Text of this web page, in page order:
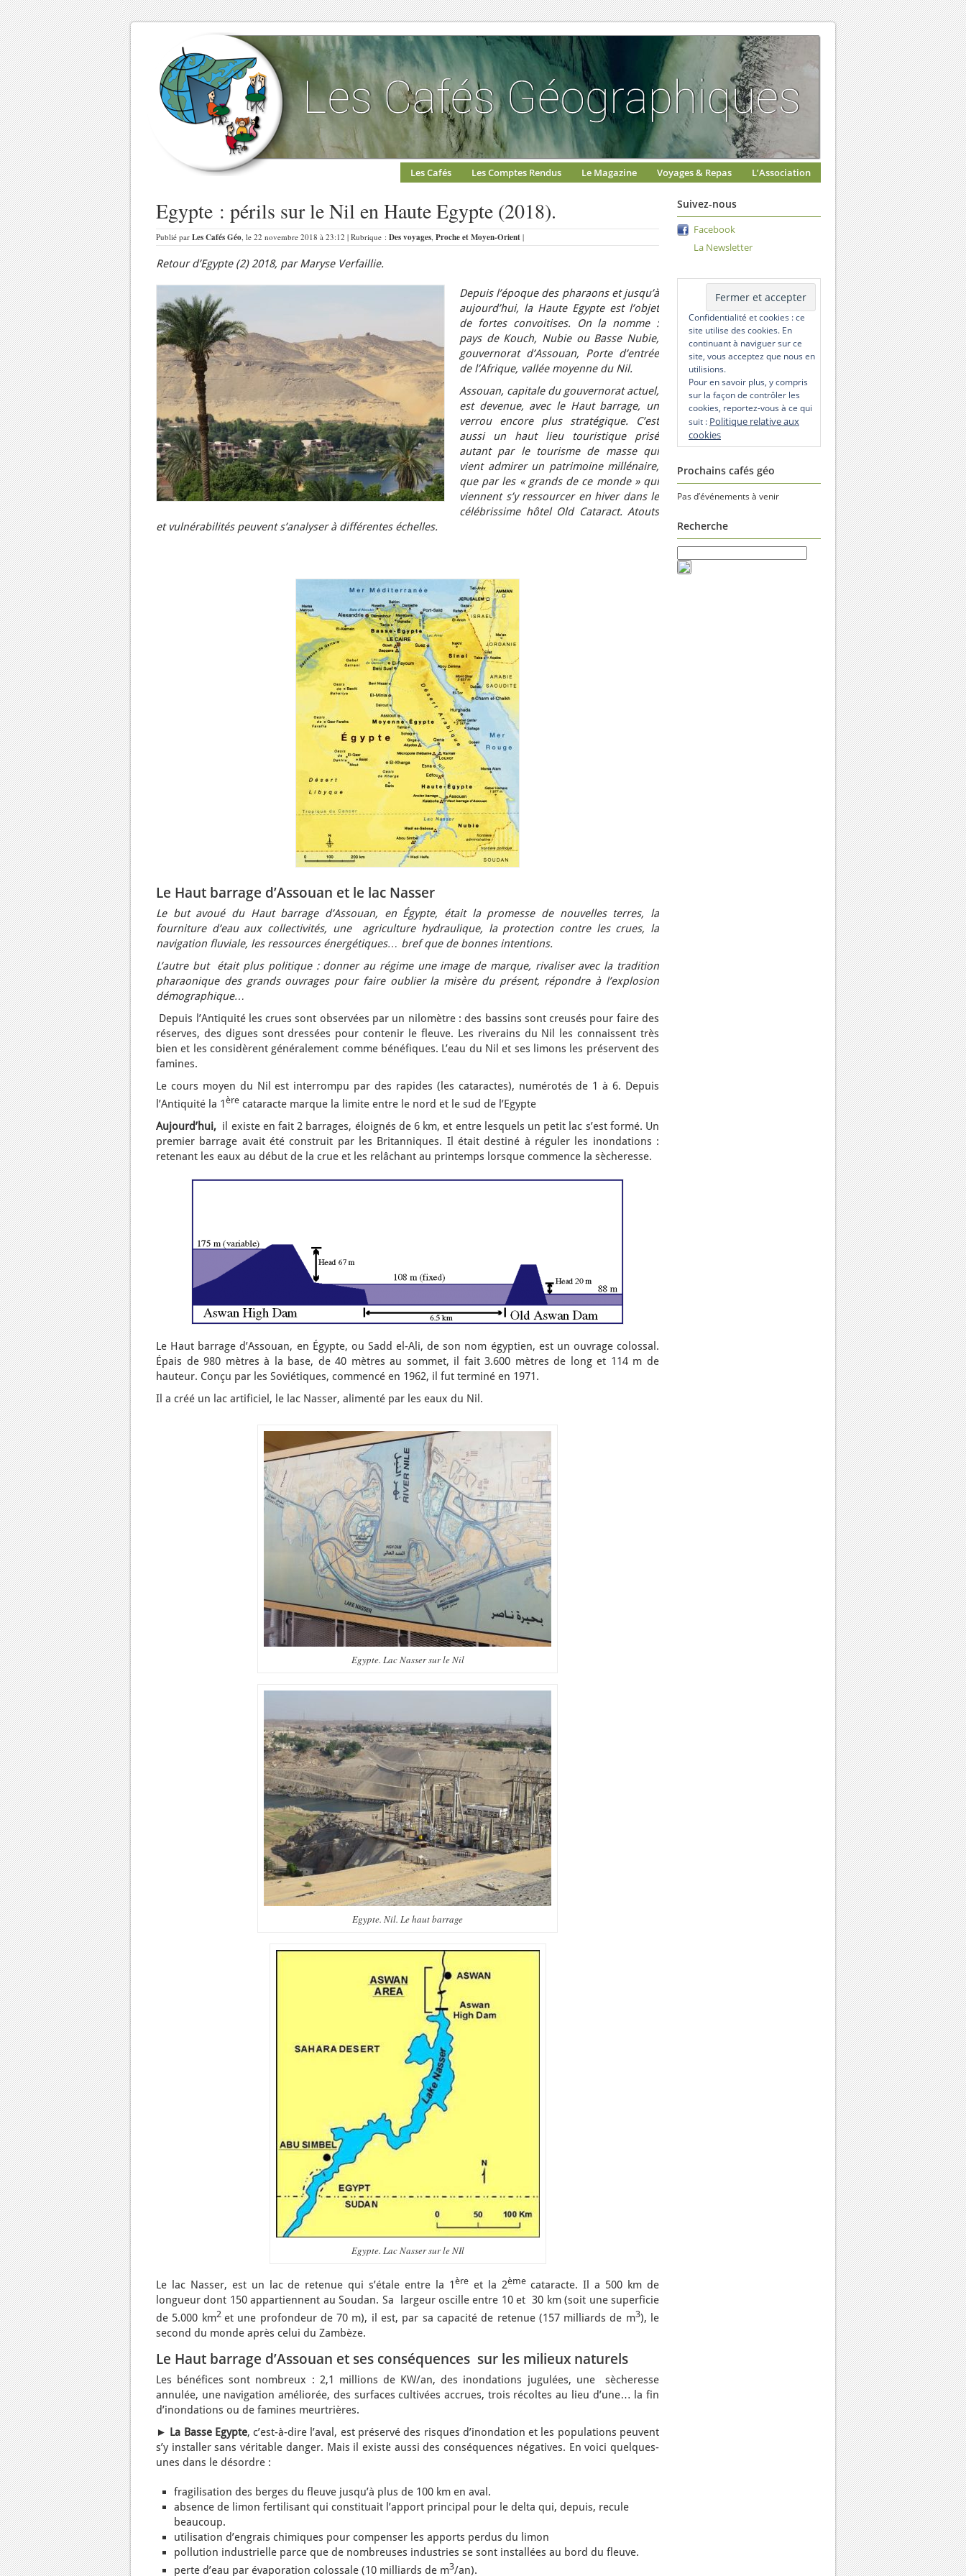
Les Cafés Les Comptes Rendus Le Magazine Voyages & Repas L’Association
Egypte : périls sur le Nil en Haute Egypte (2018).
Publié par Les Cafés Géo, le 22 novembre 2018 à 23:12 | Rubrique : Des voyages, Proche et Moyen-Orient |
Retour d’Egypte (2) 2018, par Maryse Verfaillie.
Depuis l’époque des pharaons et jusqu’à
aujourd’hui, la Haute Egypte est l’objet
de fortes convoitises. On la nomme :
pays de Kouch, Nubie ou Basse Nubie,
gouvernorat d’Assouan, Porte d’entrée
de l’Afrique, vallée moyenne du Nil.
Assouan, capitale du gouvernorat actuel,
est devenue, avec le Haut barrage, un
verrou encore plus stratégique. C’est
aussi un haut lieu touristique prisé
autant par le tourisme de masse qui
vient admirer un patrimoine millénaire,
que par les « grands de ce monde » qui
viennent s’y ressourcer en hiver dans le
célébrissime hôtel Old Cataract. Atouts
et vulnérabilités peuvent s’analyser à différentes échelles.
Le Haut barrage d’Assouan et le lac Nasser
Le but avoué du Haut barrage d’Assouan, en Égypte, était la promesse de nouvelles terres, la
fourniture d’eau aux collectivités, une agriculture hydraulique, la protection contre les crues, la
navigation fluviale, les ressources énergétiques… bref que de bonnes intentions.
L’autre but était plus politique : donner au régime une image de marque, rivaliser avec la tradition
pharaonique des grands ouvrages pour faire oublier la misère du présent, répondre à l’explosion
démographique…
Depuis l’Antiquité les crues sont observées par un nilomètre : des bassins sont creusés pour faire des
réserves, des digues sont dressées pour contenir le fleuve. Les riverains du Nil les connaissent très
bien et les considèrent généralement comme bénéfiques. L’eau du Nil et ses limons les préservent des
famines.
Le cours moyen du Nil est interrompu par des rapides (les cataractes), numérotés de 1 à 6. Depuis
l’Antiquité la 1ère cataracte marque la limite entre le nord et le sud de l’Egypte
Aujourd’hui, il existe en fait 2 barrages, éloignés de 6 km, et entre lesquels un petit lac s’est formé. Un
premier barrage avait été construit par les Britanniques. Il était destiné à réguler les inondations :
retenant les eaux au début de la crue et les relâchant au printemps lorsque commence la sècheresse.
Le Haut barrage d’Assouan, en Égypte, ou Sadd el-Ali, de son nom égyptien, est un ouvrage colossal.
Épais de 980 mètres à la base, de 40 mètres au sommet, il fait 3.600 mètres de long et 114 m de
hauteur. Conçu par les Soviétiques, commencé en 1962, il fut terminé en 1971.
Il a créé un lac artificiel, le lac Nasser, alimenté par les eaux du Nil.
Egypte. Lac Nasser sur le Nil
Egypte. Nil. Le haut barrage
Egypte. Lac Nasser sur le NIl
Le lac Nasser, est un lac de retenue qui s’étale entre la 1èreet la 2èmecataracte. Il a 500 km de
longueur dont 150 appartiennent au Soudan. Sa largeur oscille entre 10 et 30 km (soit une superficie
de 5.000 km2 et une profondeur de 70 m), il est, par sa capacité de retenue (157 milliards de m3), le
second du monde après celui du Zambèze.
Le Haut barrage d’Assouan et ses conséquences sur les milieux naturels
Les bénéfices sont nombreux : 2,1 millions de KW/an, des inondations jugulées, une sècheresse
annulée, une navigation améliorée, des surfaces cultivées accrues, trois récoltes au lieu d’une… la fin
d’inondations ou de famines meurtrières.
► La Basse Egypte, c’est-à-dire l’aval, est préservé des risques d’inondation et les populations peuvent
s’y installer sans véritable danger. Mais il existe aussi des conséquences négatives. En voici quelques-
unes dans le désordre :
fragilisation des berges du fleuve jusqu’à plus de 100 km en aval.
absence de limon fertilisant qui constituait l’apport principal pour le delta qui, depuis, recule
beaucoup.
utilisation d’engrais chimiques pour compenser les apports perdus du limon
pollution industrielle parce que de nombreuses industries se sont installées au bord du fleuve.
perte d’eau par évaporation colossale (10 milliards de m3/an).
Suivez-nous
Facebook
La Newsletter
Confidentialité et cookies : ce
site utilise des cookies. En
continuant à naviguer sur ce
site, vous acceptez que nous en
utilisions.
Pour en savoir plus, y compris
sur la façon de contrôler les
cookies, reportez-vous à ce qui
suit : Politique relative aux
cookies
Prochains cafés géo
Pas d’événements à venir
Recherche